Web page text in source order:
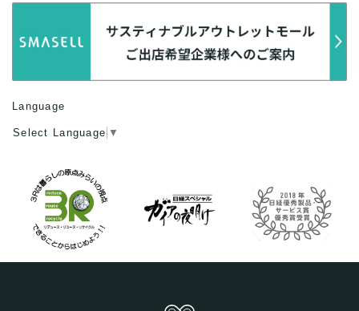
Language
Select Language ▼